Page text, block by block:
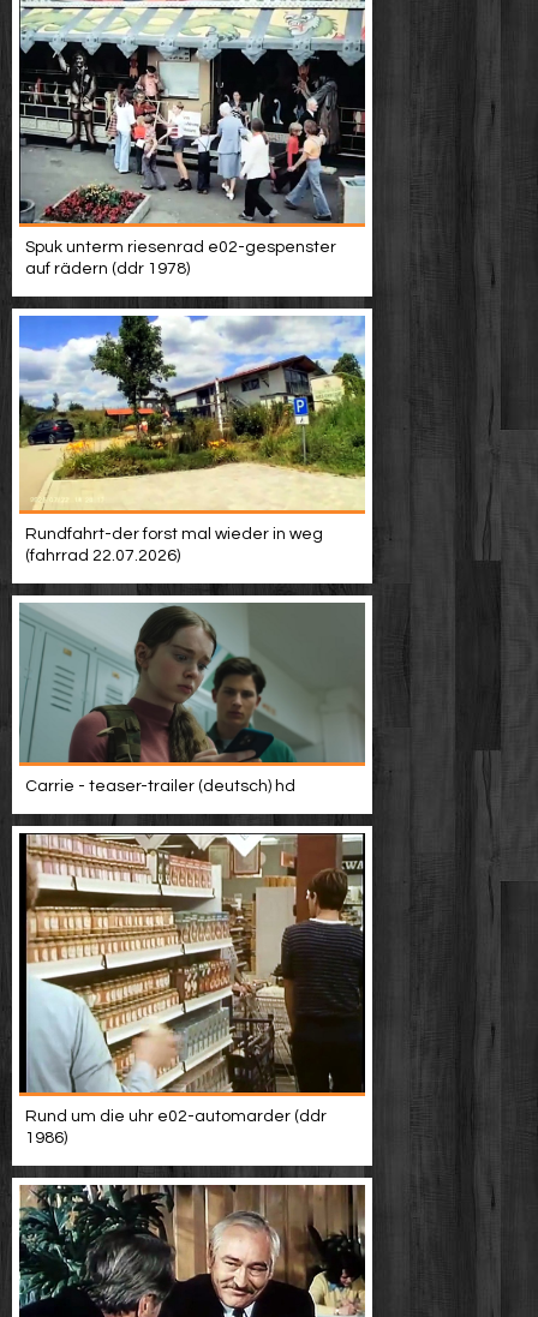
Spuk unterm riesenrad e02-gespenster
auf rädern (ddr 1978)
Rundfahrt-der forst mal wieder in weg
(fahrrad 22.07.2026)
Carrie - teaser-trailer (deutsch) hd
Rund um die uhr e02-automarder (ddr
1986)